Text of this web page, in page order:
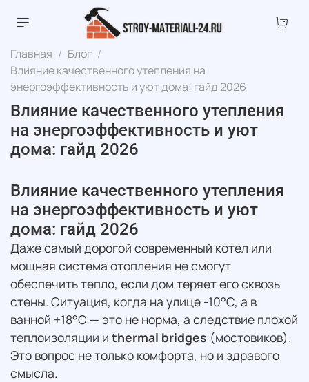
Главная
Блог
Влияние качественного утепления на
энергоэффективность и уют дома: гайд 2026
Влияние качественного утепления
на энергоэффективность и уют
дома: гайд 2026
Влияние качественного утепления
на энергоэффективность и уют
дома: гайд 2026
Даже самый дорогой современный котел или
мощная система отопления не смогут
обеспечить тепло, если дом теряет его сквозь
стены. Ситуация, когда на улице -10°C, а в
ванной +18°C — это не норма, а следствие плохой
теплоизоляции и thermal bridges (мостовиков).
Это вопрос не только комфорта, но и здравого
смысла.